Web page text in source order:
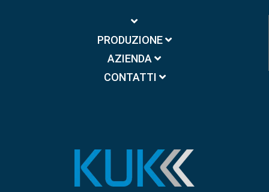
PRODUZIONE
AZIENDA
CONTATTI